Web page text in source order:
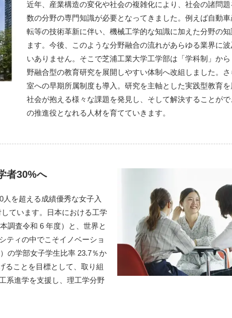
近年、産業構造の変化や社会の複雑化により、社会の諸問
数の分野の専門知識が必要となってきました。例えば自動
転等の技術革新に伴い、機械工学的な知識に加えた分野の
ます。今後、このような分野融合の流れがあらゆる業界に
いありません。そこで芝浦工業大学工学部は「学科制」か
野融合型の教育研究を展開しやすい体制へ改組しました。
室への早期所属制度も導入。研究を主軸とした実践型教育
社会が抱える様々な課題を発見し、そして解決することが
の推進役となれる人材を育てていきます。
者30%へ
人を超える成績優秀な女子入
ています。日本における工学
調査令和 6 年度）と、世界と
ティの中でこそイノベーショ
の学部女子学生比率 23.7％か
ることを目標として、取り組
系進学を支援し、理工学分野